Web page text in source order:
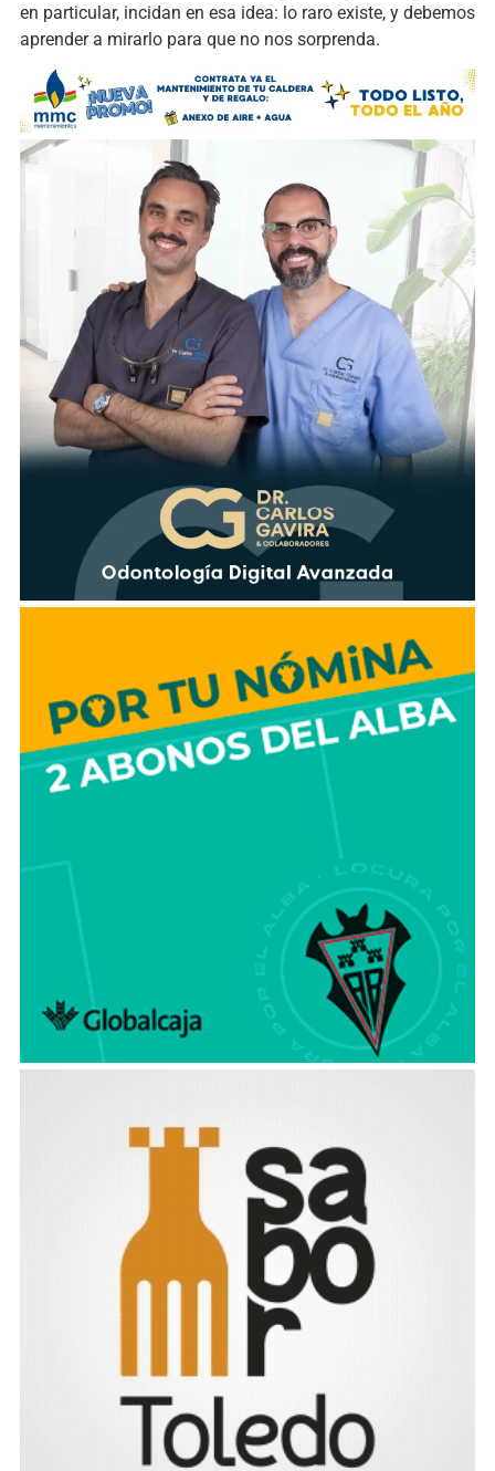
en particular, incidan en esa idea: lo raro existe, y debemos
aprender a mirarlo para que no nos sorprenda.